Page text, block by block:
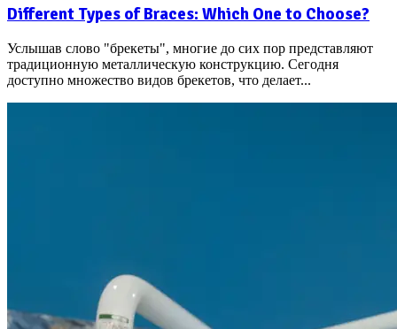
Different Types of Braces: Which One to Choose?
Услышав слово "брекеты", многие до сих пор представляют
традиционную металлическую конструкцию. Сегодня
доступно множество видов брекетов, что делает...